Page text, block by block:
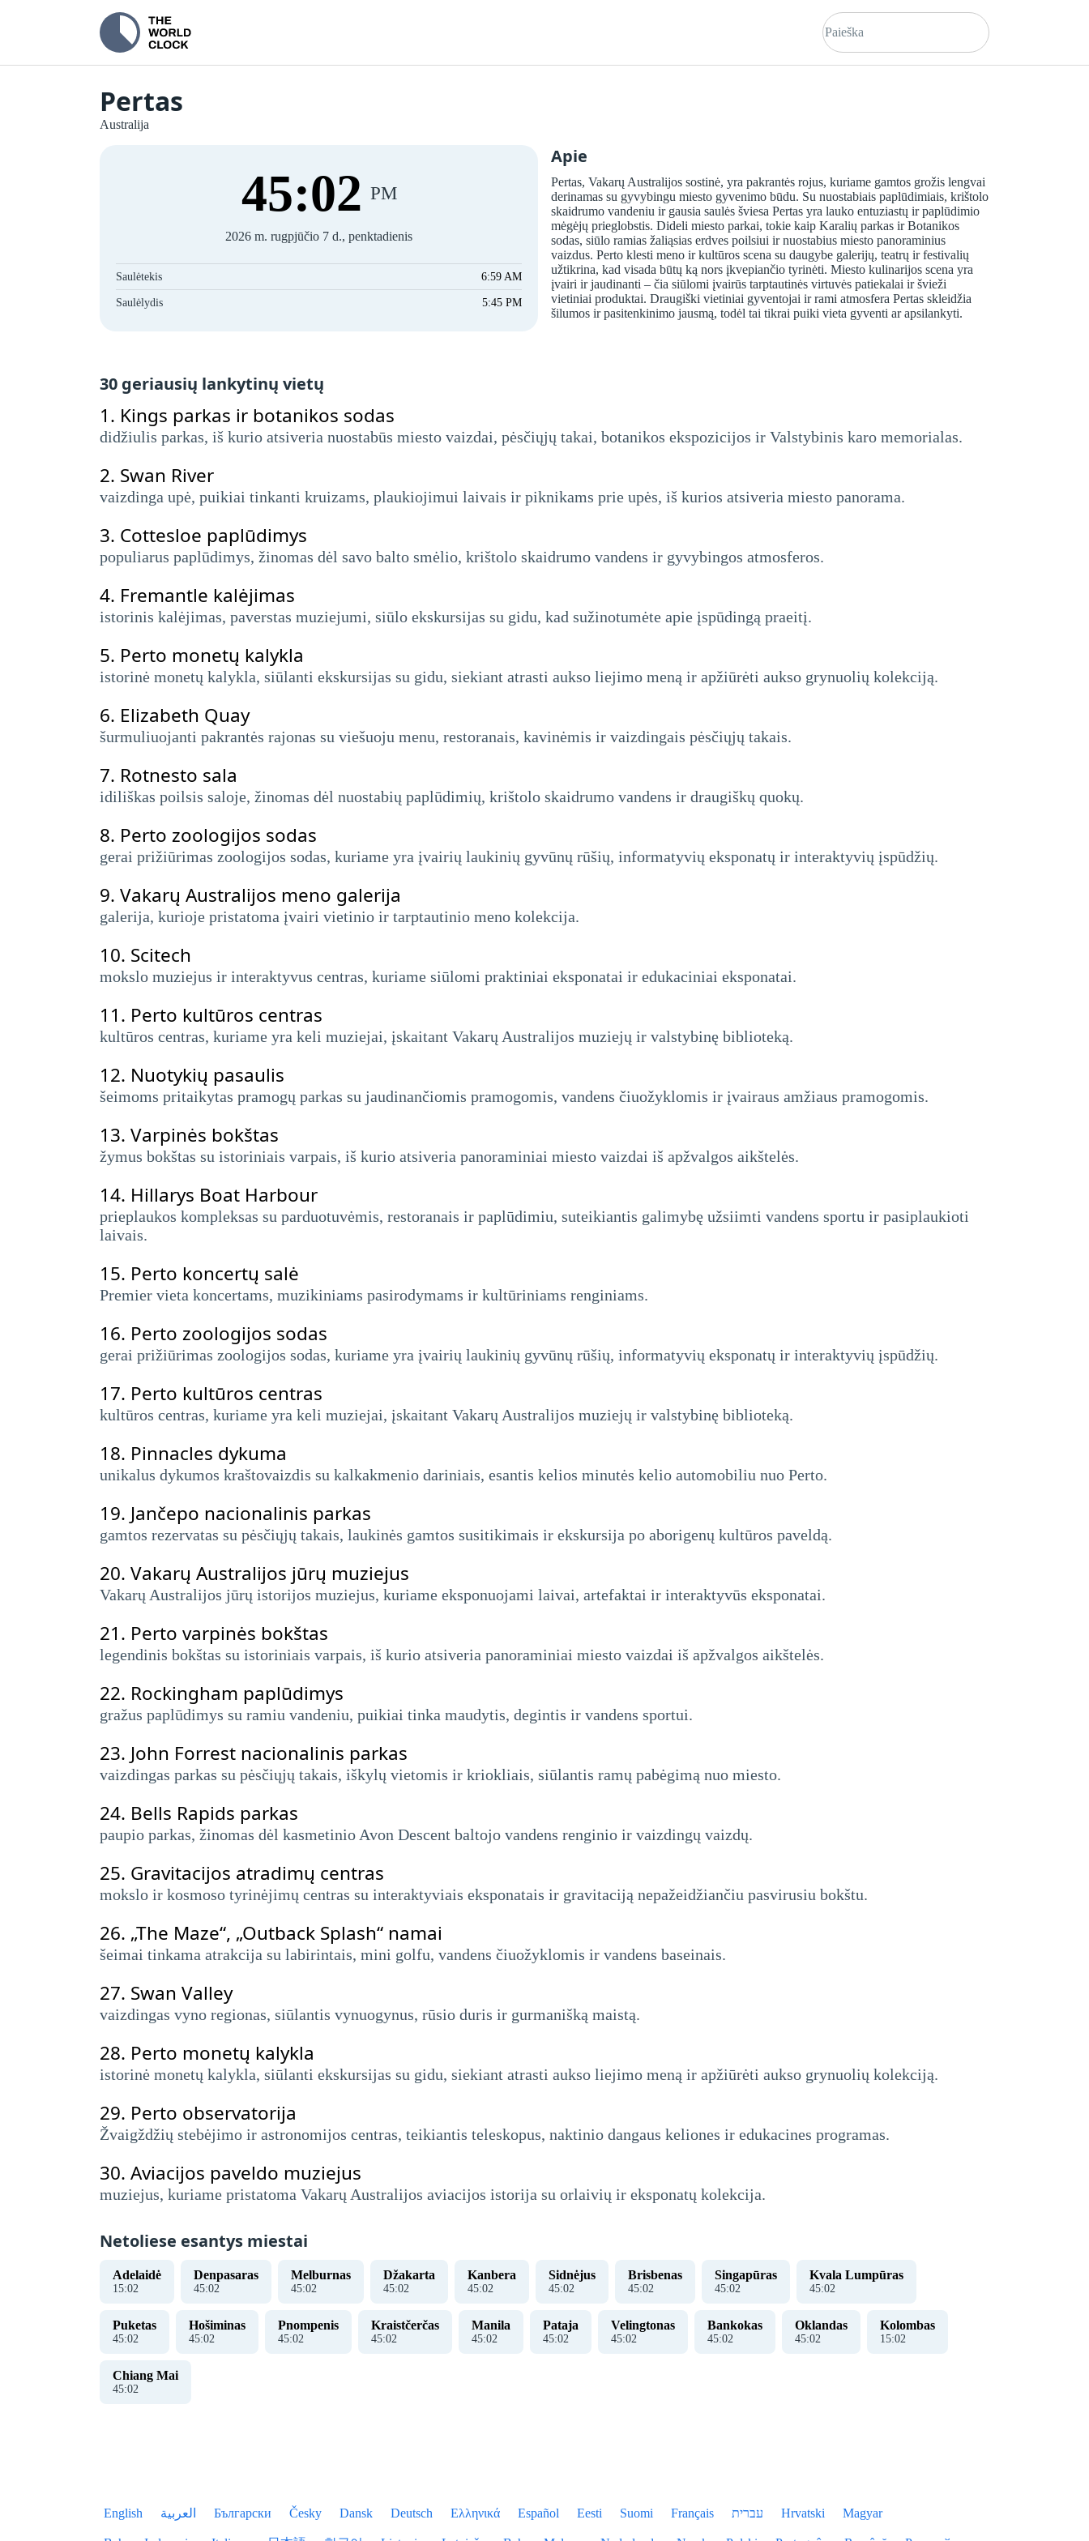
Pertas
Australija
45:02 PM
2026 m. rugpjūčio 7 d., penktadienis
Saulėtekis 6:59 AM
Saulėlydis 5:45 PM
Apie
Pertas, Vakarų Australijos sostinė, yra pakrantės rojus, kuriame gamtos grožis lengvai
derinamas su gyvybingu miesto gyvenimo būdu. Su nuostabiais paplūdimiais, krištolo
skaidrumo vandeniu ir gausia saulės šviesa Pertas yra lauko entuziastų ir paplūdimio
mėgėjų prieglobstis. Dideli miesto parkai, tokie kaip Karalių parkas ir Botanikos
sodas, siūlo ramias žaliąsias erdves poilsiui ir nuostabius miesto panoraminius
vaizdus. Perto klesti meno ir kultūros scena su daugybe galerijų, teatrų ir festivalių
užtikrina, kad visada būtų ką nors įkvepiančio tyrinėti. Miesto kulinarijos scena yra
įvairi ir jaudinanti – čia siūlomi įvairūs tarptautinės virtuvės patiekalai ir švieži
vietiniai produktai. Draugiški vietiniai gyventojai ir rami atmosfera Pertas skleidžia
šilumos ir pasitenkinimo jausmą, todėl tai tikrai puiki vieta gyventi ar apsilankyti.
30 geriausių lankytinų vietų
1. Kings parkas ir botanikos sodas
didžiulis parkas, iš kurio atsiveria nuostabūs miesto vaizdai, pėsčiųjų takai, botanikos ekspozicijos ir Valstybinis karo memorialas.
2. Swan River
vaizdinga upė, puikiai tinkanti kruizams, plaukiojimui laivais ir piknikams prie upės, iš kurios atsiveria miesto panorama.
3. Cottesloe paplūdimys
populiarus paplūdimys, žinomas dėl savo balto smėlio, krištolo skaidrumo vandens ir gyvybingos atmosferos.
4. Fremantle kalėjimas
istorinis kalėjimas, paverstas muziejumi, siūlo ekskursijas su gidu, kad sužinotumėte apie įspūdingą praeitį.
5. Perto monetų kalykla
istorinė monetų kalykla, siūlanti ekskursijas su gidu, siekiant atrasti aukso liejimo meną ir apžiūrėti aukso grynuolių kolekciją.
6. Elizabeth Quay
šurmuliuojanti pakrantės rajonas su viešuoju menu, restoranais, kavinėmis ir vaizdingais pėsčiųjų takais.
7. Rotnesto sala
idiliškas poilsis saloje, žinomas dėl nuostabių paplūdimių, krištolo skaidrumo vandens ir draugiškų quokų.
8. Perto zoologijos sodas
gerai prižiūrimas zoologijos sodas, kuriame yra įvairių laukinių gyvūnų rūšių, informatyvių eksponatų ir interaktyvių įspūdžių.
9. Vakarų Australijos meno galerija
galerija, kurioje pristatoma įvairi vietinio ir tarptautinio meno kolekcija.
10. Scitech
mokslo muziejus ir interaktyvus centras, kuriame siūlomi praktiniai eksponatai ir edukaciniai eksponatai.
11. Perto kultūros centras
kultūros centras, kuriame yra keli muziejai, įskaitant Vakarų Australijos muziejų ir valstybinę biblioteką.
12. Nuotykių pasaulis
šeimoms pritaikytas pramogų parkas su jaudinančiomis pramogomis, vandens čiuožyklomis ir įvairaus amžiaus pramogomis.
13. Varpinės bokštas
žymus bokštas su istoriniais varpais, iš kurio atsiveria panoraminiai miesto vaizdai iš apžvalgos aikštelės.
14. Hillarys Boat Harbour
prieplaukos kompleksas su parduotuvėmis, restoranais ir paplūdimiu, suteikiantis galimybę užsiimti vandens sportu ir pasiplaukioti
laivais.
15. Perto koncertų salė
Premier vieta koncertams, muzikiniams pasirodymams ir kultūriniams renginiams.
16. Perto zoologijos sodas
gerai prižiūrimas zoologijos sodas, kuriame yra įvairių laukinių gyvūnų rūšių, informatyvių eksponatų ir interaktyvių įspūdžių.
17. Perto kultūros centras
kultūros centras, kuriame yra keli muziejai, įskaitant Vakarų Australijos muziejų ir valstybinę biblioteką.
18. Pinnacles dykuma
unikalus dykumos kraštovaizdis su kalkakmenio dariniais, esantis kelios minutės kelio automobiliu nuo Perto.
19. Jančepo nacionalinis parkas
gamtos rezervatas su pėsčiųjų takais, laukinės gamtos susitikimais ir ekskursija po aborigenų kultūros paveldą.
20. Vakarų Australijos jūrų muziejus
Vakarų Australijos jūrų istorijos muziejus, kuriame eksponuojami laivai, artefaktai ir interaktyvūs eksponatai.
21. Perto varpinės bokštas
legendinis bokštas su istoriniais varpais, iš kurio atsiveria panoraminiai miesto vaizdai iš apžvalgos aikštelės.
22. Rockingham paplūdimys
gražus paplūdimys su ramiu vandeniu, puikiai tinka maudytis, degintis ir vandens sportui.
23. John Forrest nacionalinis parkas
vaizdingas parkas su pėsčiųjų takais, iškylų ​​​​vietomis ir kriokliais, siūlantis ramų pabėgimą nuo miesto.
24. Bells Rapids parkas
paupio parkas, žinomas dėl kasmetinio Avon Descent baltojo vandens renginio ir vaizdingų vaizdų.
25. Gravitacijos atradimų centras
mokslo ir kosmoso tyrinėjimų centras su interaktyviais eksponatais ir gravitaciją nepažeidžiančiu pasvirusiu bokštu.
26. „The Maze“, „Outback Splash“ namai
šeimai tinkama atrakcija su labirintais, mini golfu, vandens čiuožyklomis ir vandens baseinais.
27. Swan Valley
vaizdingas vyno regionas, siūlantis vynuogynus, rūsio duris ir gurmanišką maistą.
28. Perto monetų kalykla
istorinė monetų kalykla, siūlanti ekskursijas su gidu, siekiant atrasti aukso liejimo meną ir apžiūrėti aukso grynuolių kolekciją.
29. Perto observatorija
Žvaigždžių stebėjimo ir astronomijos centras, teikiantis teleskopus, naktinio dangaus keliones ir edukacines programas.
30. Aviacijos paveldo muziejus
muziejus, kuriame pristatoma Vakarų Australijos aviacijos istorija su orlaivių ir eksponatų kolekcija.
Netoliese esantys miestai
Adelaidė
15:02
Denpasaras
45:02
Melburnas
45:02
Džakarta
45:02
Kanbera
45:02
Sidnėjus
45:02
Brisbenas
45:02
Singapūras
45:02
Kvala Lumpūras
45:02
Puketas
45:02
Hošiminas
45:02
Pnompenis
45:02
Kraistčerčas
45:02
Manila
45:02
Pataja
45:02
Velingtonas
45:02
Bankokas
45:02
Oklandas
45:02
Kolombas
15:02
Chiang Mai
45:02
English العربية Български Česky Dansk Deutsch Ελληνικά Español Eesti Suomi Français עברית Hrvatski Magyar